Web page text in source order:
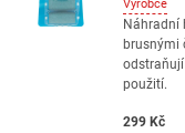
Výrobce
Náhradní
brusnými
použití.
299 Kč